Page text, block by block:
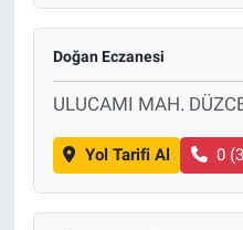
Doğan Eczanesi
ULUCAMI MAH.
Yol Tarifi Al 0